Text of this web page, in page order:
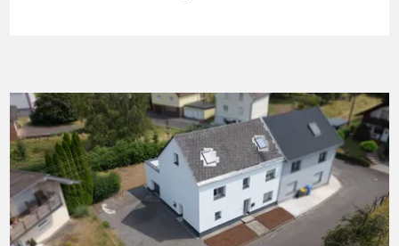
Zustand. Ein […]